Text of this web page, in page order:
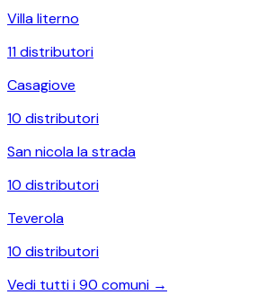
Villa literno
11distributori
Casagiove
10 distributori
San nicola la strada
10 distributori
Teverola
10 distributori
Vedi tutti i90 comuni →